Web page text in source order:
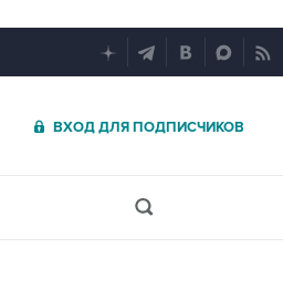
ВХОД ДЛЯ ПОДПИСЧИКОВ